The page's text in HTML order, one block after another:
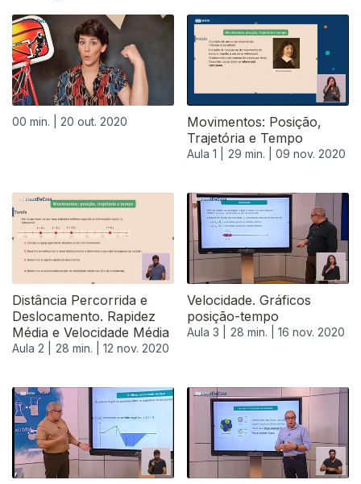
00 min. | 20 out. 2020
Movimentos: Posição,
Trajetória e Tempo
Aula 1 | 29 min. | 09 nov. 2020
Distância Percorrida e
Deslocamento. Rapidez
Média e Velocidade Média
Aula 2 | 28 min. | 12 nov. 2020
Velocidade. Gráficos
posição-tempo
Aula 3 | 28 min. | 16 nov. 2020